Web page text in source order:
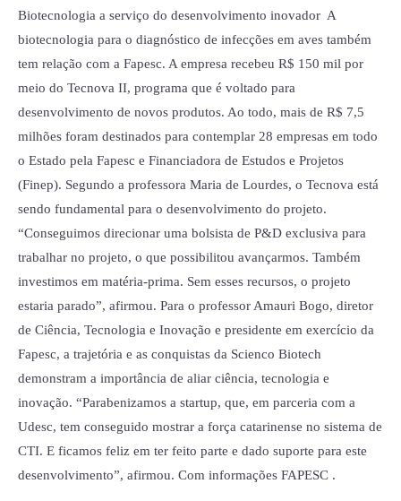
Biotecnologia a serviço do desenvolvimento inovador A
biotecnologia para o diagnóstico de infecções em aves também
tem relação com a Fapesc. A empresa recebeu R$ 150 mil por
meio do Tecnova II, programa que é voltado para
desenvolvimento de novos produtos. Ao todo, mais de R$ 7,5
milhões foram destinados para contemplar 28 empresas em todo
o Estado pela Fapesc e Financiadora de Estudos e Projetos
(Finep). Segundo a professora Maria de Lourdes, o Tecnova está
sendo fundamental para o desenvolvimento do projeto.
“Conseguimos direcionar uma bolsista de P&D exclusiva para
trabalhar no projeto, o que possibilitou avançarmos. Também
investimos em matéria-prima. Sem esses recursos, o projeto
estaria parado”, afirmou. Para o professor Amauri Bogo, diretor
de Ciência, Tecnologia e Inovação e presidente em exercício da
Fapesc, a trajetória e as conquistas da Scienco Biotech
demonstram a importância de aliar ciência, tecnologia e
inovação. “Parabenizamos a startup, que, em parceria com a
Udesc, tem conseguido mostrar a força catarinense no sistema de
CTI. E ficamos feliz em ter feito parte e dado suporte para este
desenvolvimento”, afirmou. Com informações FAPESC .